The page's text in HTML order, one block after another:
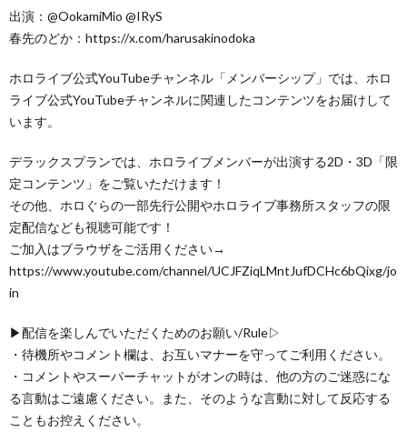
出演：@OokamiMio @IRyS
春先のどか：https://x.com/harusakinodoka
ホロライブ公式YouTubeチャンネル「メンバーシップ」では、ホロ
ライブ公式YouTubeチャンネルに関連したコンテンツをお届けして
います。
デラックスプランでは、ホロライブメンバーが出演する2D・3D「限
定コンテンツ」をご覧いただけます！
その他、ホロぐらの一部先行公開やホロライブ事務所スタッフの限
定配信なども視聴可能です！
ご加入はブラウザをご活用ください→
https://www.youtube.com/channel/UCJFZiqLMntJufDCHc6bQixg/jo
in
▶配信を楽しんでいただくためのお願い/Rule▷
・待機所やコメント欄は、お互いマナーを守ってご利用ください。
・コメントやスーパーチャットがオンの時は、他の方のご迷惑にな
る言動はご遠慮ください。また、そのような言動に対して反応する
こともお控えください。